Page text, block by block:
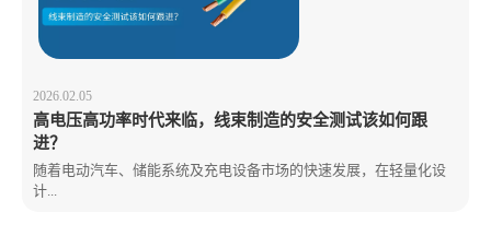
2026.02.05
高电压高功率时代来临，线束制造的安全测试该如何跟
进？
随着电动汽车、储能系统及充电设备市场的快速发展，在轻量化设
计...